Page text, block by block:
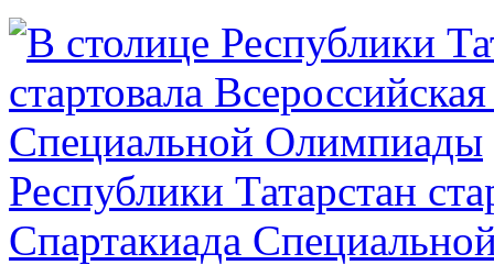
Республики Татарстан
Спартакиада